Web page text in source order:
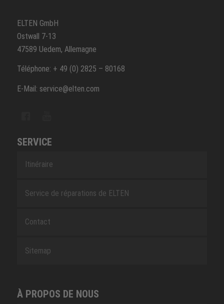
ELTEN GmbH
Ostwall 7-13
47589 Uedem, Allemagne
Téléphone: + 49 (0) 2825 – 80168
E-Mail: service@elten.com
SERVICE
Itinéraire
Service de réparations de ELTEN
Contact
Sitemap
À PROPOS DE NOUS